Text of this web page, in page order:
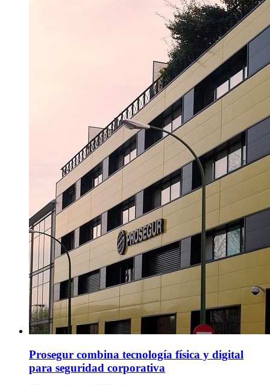
Prosegur combina tecnología física y digital
para seguridad corporativa